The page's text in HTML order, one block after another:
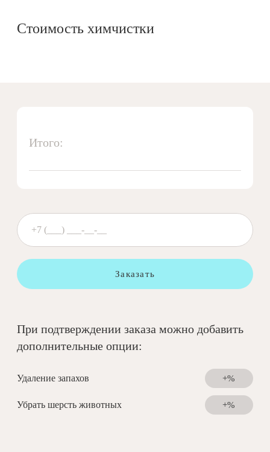
Стоимость химчистки
Итого:
Заказать
При подтверждении заказа можно добавить
дополнительные опции:
Удаление запахов +%
Убрать шерсть животных +%